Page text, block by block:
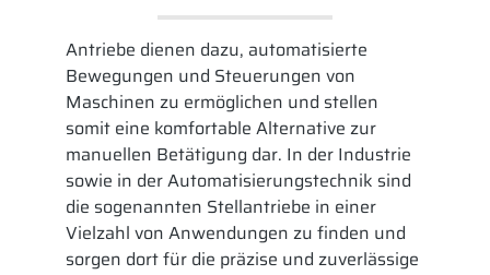
Antriebe dienen dazu, automatisierte
Bewegungen und Steuerungen von
Maschinen zu ermöglichen und stellen
somit eine komfortable Alternative zur
manuellen Betätigung dar. In der Industrie
sowie in der Automatisierungstechnik sind
die sogenannten Stellantriebe in einer
Vielzahl von Anwendungen zu finden und
sorgen dort für die präzise und zuverlässige